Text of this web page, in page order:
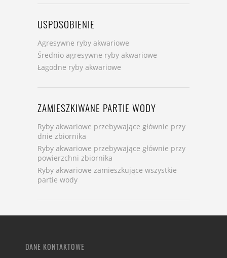
USPOSOBIENIE
Agresywne ryby akwariowe
Średnio agresywne ryby akwariowe
Łagodne ryby akwariowe
ZAMIESZKIWANE PARTIE WODY
Ryby akwariowe przebywające głównie przy
dnie zbiornika
Ryby akwariowe przebywające głównie przy
powierzchni zbiornika
Ryby akwariowe zamieszkujące wszystkie
partie wody
DANE KONTAKTOWE